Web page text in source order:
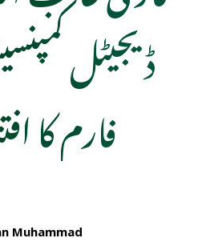
ڈیجیٹل
فارم کا
Muhammad